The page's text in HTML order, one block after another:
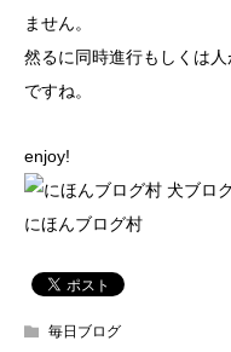
ません。
然るに同時進行もしくは
ですね。
enjoy!
にほんブログ村
毎日ブログ